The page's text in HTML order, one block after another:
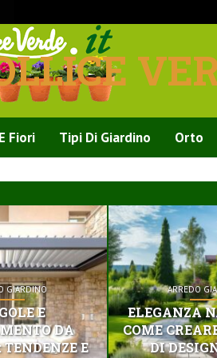
Fiori Tipi Di Giardino Orto
GIARDINO
E
DA
E
ARREDO
ELEGANZA
COME
DI